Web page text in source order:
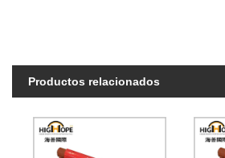
Productos relacionados